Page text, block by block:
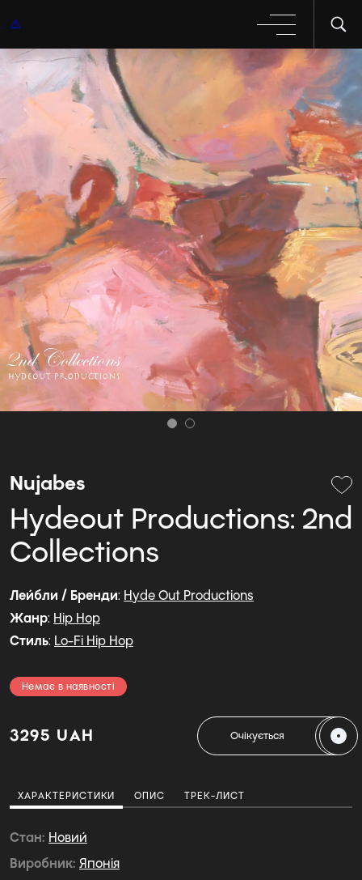
Nujabes
Hydeout Productions: 2nd
Collections
Лейбли / Бренди: Hyde Out Productions
Жанр: Hip Hop
Стиль: Lo-Fi Hip Hop
Немає в наявності
3295 UAH Очікується
ХАРАКТЕРИСТИКИ ОПИС ТРЕК-ЛИСТ
Стан Новий
Виробник Японія